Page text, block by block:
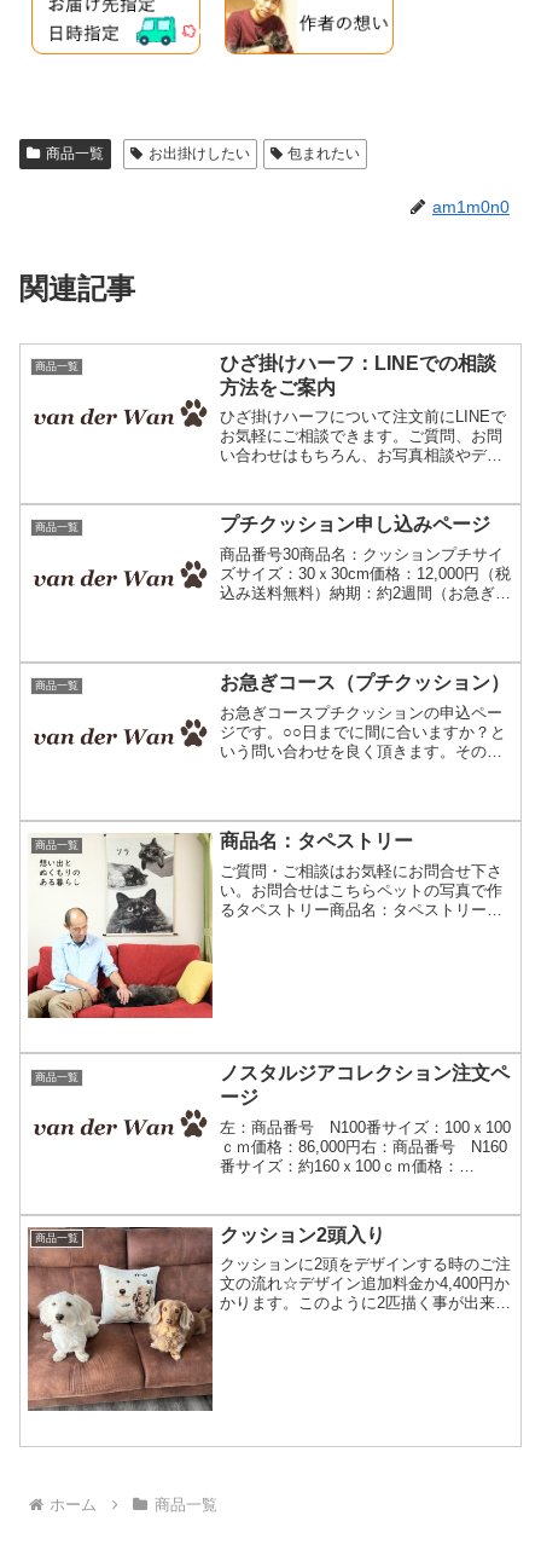
商品一覧 お出掛けしたい 包まれたい
am1m0n0
関連記事
商品一覧
ひざ掛けハーフ：LINEでの相談
方法をご案内
ひざ掛けハーフについて注文前にLINEで
お気軽にご相談できます。ご質問、お問
い合わせはもちろん、お写真相談やデザ
けると幸いです。下記「友だち追加」を
押すと、当店「あみ...
商品一覧 プチクッション申し込みページ
商品番号30商品名：クッションプチサイ
ズサイズ：30ｘ30cm価格：12,000円（税
込み送料無料）納期：約2週間（お急ぎコ
メージ図...
商品一覧 お急ぎコース（プチクッション）
お急ぎコースプチクッションの申込ペー
ジです。○○日までに間に合いますか？と
いう問い合わせを良く頂きます。その時
ースでご依頼頂いたお...
商品一覧 商品名：タペストリー
ご質問・ご相談はお気軽にお問合せ下さ
い。お問合せはこちらペットの写真で作
るタペストリー商品名：タペストリー商
商品一覧
ノスタルジアコレクション注文ペ
ージ
左：商品番号 N100番サイズ：100ｘ100
ｃｍ価格：86,000円右：商品番号 N160
番サイズ：約160ｘ100ｃｍ価格：
確認の流れお支払い前にデザ...
商品一覧 クッション2頭入り
クッションに2頭をデザインする時のご注
文の流れ☆デザイン追加料金か4,400円か
かります。このように2匹描く事が出来ま
ホーム 商品一覧